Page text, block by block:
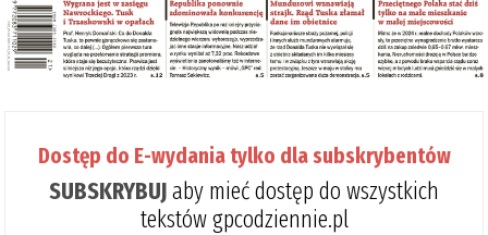
Dostęp do E-wydania tylko dla subskrybentów
SUBSKRYBUJaby mieć dostęp do wszystkich
tekstów gpcodziennie.pl